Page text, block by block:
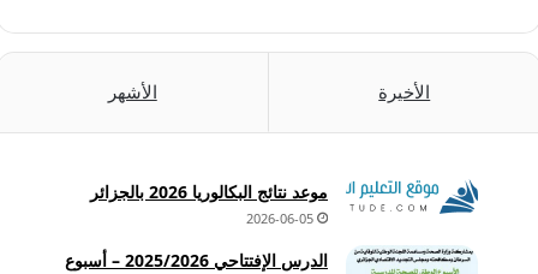
الأخيرة الأشهر
موعد نتائج البكالوريا 2026 بالجزائر
2026-06-05
الدرس الإفتتاحي 2025/2026 – أسبوع